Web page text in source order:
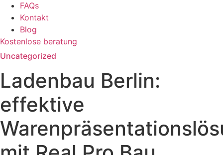
FAQs
Kontakt
Blog
Kostenlose beratung
Uncategorized
Ladenbau Berlin:
effektive